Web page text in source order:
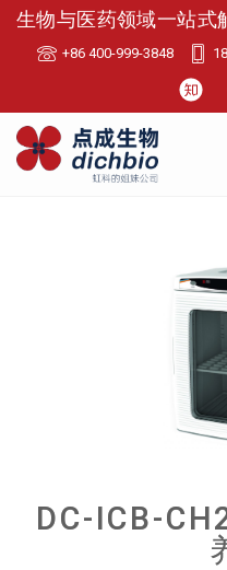
生物与医药领域一站式
+86 400-999-3848
DC-ICB-